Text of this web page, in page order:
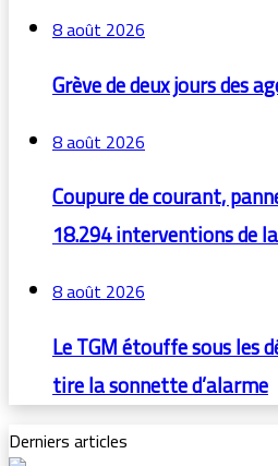
8 août 2026
Grève de deux jours des
8 août 2026
Coupure de courant,
18.294 interventions de
8 août 2026
Le TGM étouffe sous les
tire la sonnette d’alarme
Derniers articles